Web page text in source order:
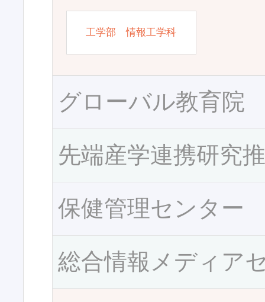
工学部 情報工学科
グローバル教育院
先端産学連携研究
保健管理センター
総合情報メディア